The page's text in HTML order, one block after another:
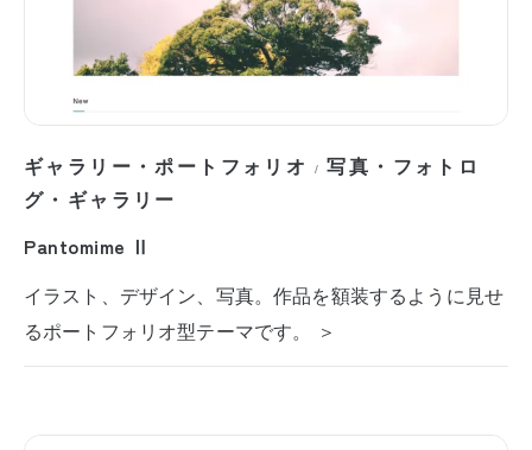
ギャラリー・ポートフォリオ /写真・フォトロ
グ・ギャラリー
Pantomime Ⅱ
イラスト、デザイン、写真。作品を額装するように見せ
るポートフォリオ型テーマです。 ＞